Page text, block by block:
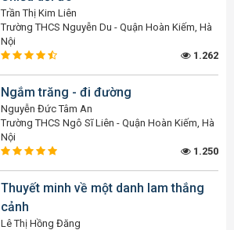
Trần Thị Kim Liên
Trường THCS Nguyễn Du - Quận Hoàn Kiếm, Hà
Nội
1.262
Ngắm trăng - đi đường
Nguyễn Đức Tâm An
Trường THCS Ngô Sĩ Liên - Quận Hoàn Kiếm, Hà
Nội
1.250
Thuyết minh về một danh lam thắng
cảnh
Lê Thị Hồng Đăng